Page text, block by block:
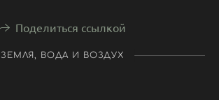
Поделиться ссылкой
ЗЕМЛЯ, ВОДА И ВОЗДУХ